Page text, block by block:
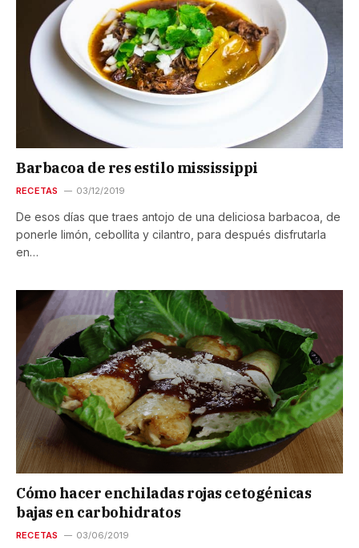
Barbacoa de res estilo mississippi
RECETAS 03/12/2019
De esos días que traes antojo de una deliciosa barbacoa, de
ponerle limón, cebollita y cilantro, para después disfrutarla
en…
Cómo hacer enchiladas rojas cetogénicas
bajas en carbohidratos
RECETAS 03/06/2019